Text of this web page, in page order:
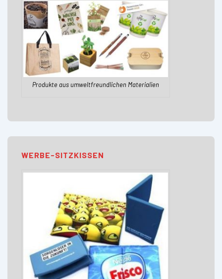
Produkte aus umweltfreundlichen Materialien
WERBE-SITZKISSEN